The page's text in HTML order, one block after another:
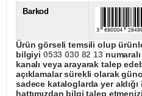
Barkod
Ürün görseli temsili olup
bilgiyi 0533 030 82 13numaralı
kanalı veya arayarak talep
açıklamalar sürekli olarak
sadece kataloglarda yer
hattımızdan bilgi talep